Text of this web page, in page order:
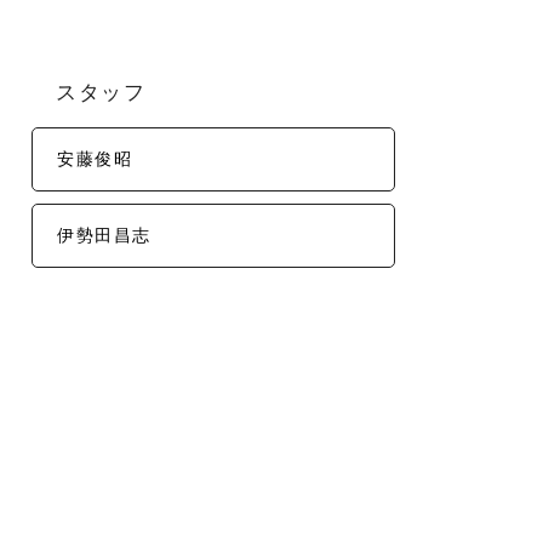
スタッフ
安藤俊昭
伊勢田昌志